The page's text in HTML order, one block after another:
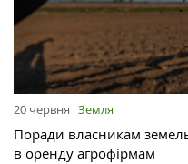
20 червня Земля
Поради власникам
в оренду агрофірмам